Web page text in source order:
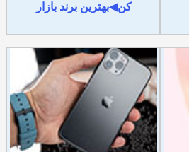
کن◀بهترین برند بازار